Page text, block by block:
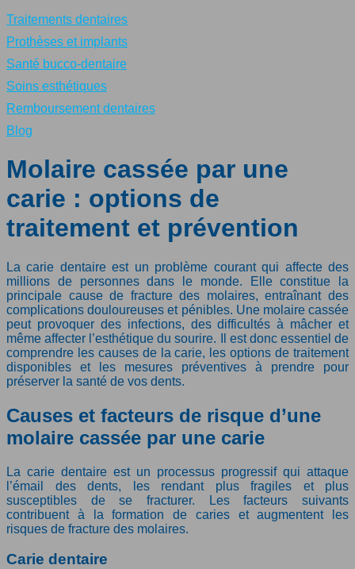
Traitements dentaires
Prothèses et implants
Santé bucco-dentaire
Soins esthétiques
Remboursement dentaires
Blog
Molaire cassée par une
carie : options de
traitement et prévention
La carie dentaire est un problème courant qui affecte des
millions de personnes dans le monde. Elle constitue la
principale cause de fracture des molaires, entraînant des
complications douloureuses et pénibles. Une molaire cassée
peut provoquer des infections, des difficultés à mâcher et
même affecter l’esthétique du sourire. Il est donc essentiel de
comprendre les causes de la carie, les options de traitement
disponibles et les mesures préventives à prendre pour
préserver la santé de vos dents.
Causes et facteurs de risque d’une
molaire cassée par une carie
La carie dentaire est un processus progressif qui attaque
l’émail des dents, les rendant plus fragiles et plus
susceptibles de se fracturer. Les facteurs suivants
contribuent à la formation de caries et augmentent les
risques de fracture des molaires.
Carie dentaire